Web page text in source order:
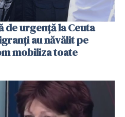
de urgență la Ceuta
au năvălit pe
mobiliza toate